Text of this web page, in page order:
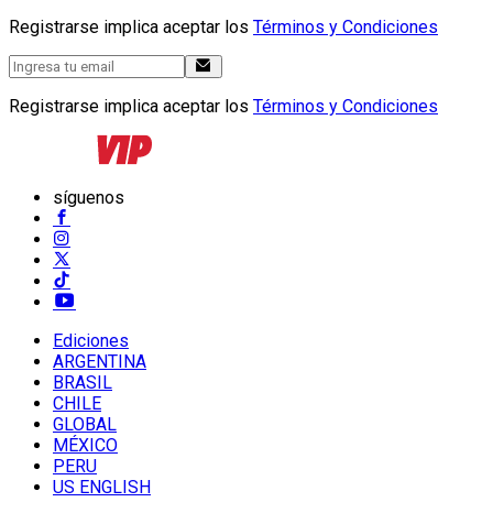
Registrarse implica aceptar los Términos y Condiciones
Registrarse implica aceptar los Términos y Condiciones
síguenos
Ediciones
ARGENTINA
BRASIL
CHILE
GLOBAL
MÉXICO
PERU
US ENGLISH